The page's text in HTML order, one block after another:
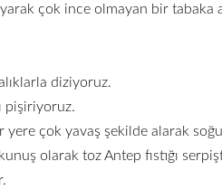
çok ince olmayan bir tabaka
diziyoruz.
pişiriyoruz.
çok yavaş şekilde alarak
olarak toz Antep fıstığı